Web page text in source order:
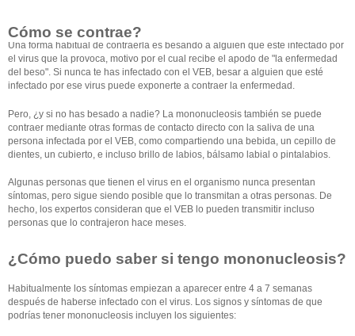
Cómo se contrae?
Una forma habitual de contraerla es besando a alguien que esté infectado por
el virus que la provoca, motivo por el cual recibe el apodo de "la enfermedad
del beso". Si nunca te has infectado con el VEB, besar a alguien que esté
infectado por ese virus puede exponerte a contraer la enfermedad.
Pero, ¿y si no has besado a nadie? La mononucleosis también se puede
contraer mediante otras formas de contacto directo con la saliva de una
persona infectada por el VEB, como compartiendo una bebida, un cepillo de
dientes, un cubierto, e incluso brillo de labios, bálsamo labial o pintalabios.
Algunas personas que tienen el virus en el organismo nunca presentan
síntomas, pero sigue siendo posible que lo transmitan a otras personas. De
hecho, los expertos consideran que el VEB lo pueden transmitir incluso
personas que lo contrajeron hace meses.
¿Cómo puedo saber si tengo mononucleosis?
Habitualmente los síntomas empiezan a aparecer entre 4 a 7 semanas
después de haberse infectado con el virus. Los signos y síntomas de que
podrías tener mononucleosis incluyen los siguientes: